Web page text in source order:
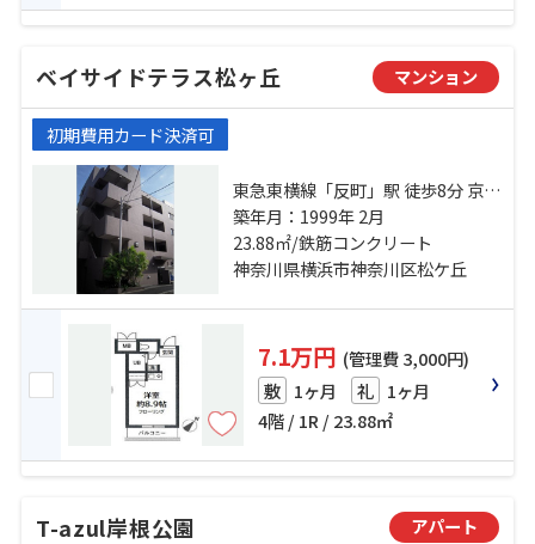
ベイサイドテラス松ヶ丘 マンション
初期費用カード決済可
東急東横線「反町」駅 徒歩8分 京浜
東北線「横浜」駅 徒歩15分 ブルー
ライン「三ツ沢下町」駅 徒歩10分
築年月：1999年 2月
23.88㎡/鉄筋コンクリート
神奈川県横浜市神奈川区松ケ丘
7.1万円 (管理費 3,000円)
敷 1ヶ月 礼 1ヶ月
4階 / 1R / 23.88㎡
T-azul岸根公園 アパート